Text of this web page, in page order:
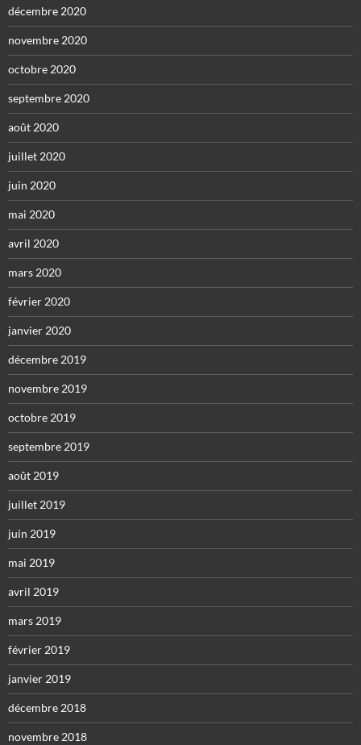
décembre 2020
novembre 2020
octobre 2020
septembre 2020
août 2020
juillet 2020
juin 2020
mai 2020
avril 2020
mars 2020
février 2020
janvier 2020
décembre 2019
novembre 2019
octobre 2019
septembre 2019
août 2019
juillet 2019
juin 2019
mai 2019
avril 2019
mars 2019
février 2019
janvier 2019
décembre 2018
novembre 2018